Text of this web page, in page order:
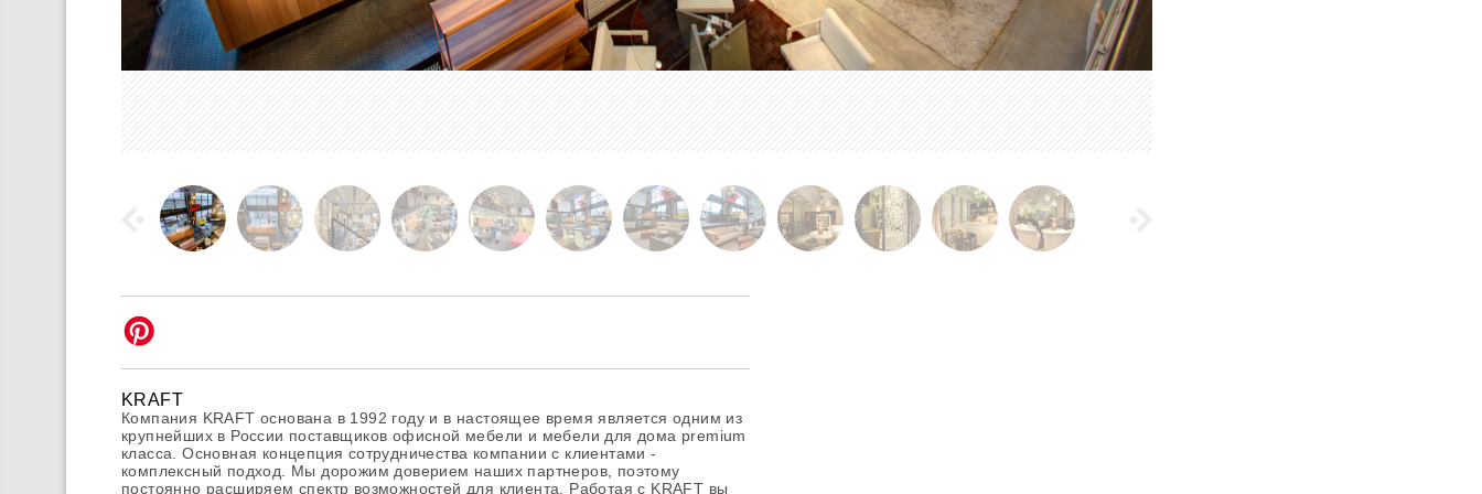
KRAFT
Компания KRAFT основана в 1992 году и в настоящее время является одним из
крупнейших в России поставщиков офисной мебели и мебели для дома premium
класса. Основная концепция сотрудничества компании с клиентами -
комплексный подход. Мы дорожим доверием наших партнеров, поэтому
постоянно расширяем спектр возможностей для клиента. Работая с KRAFT вы